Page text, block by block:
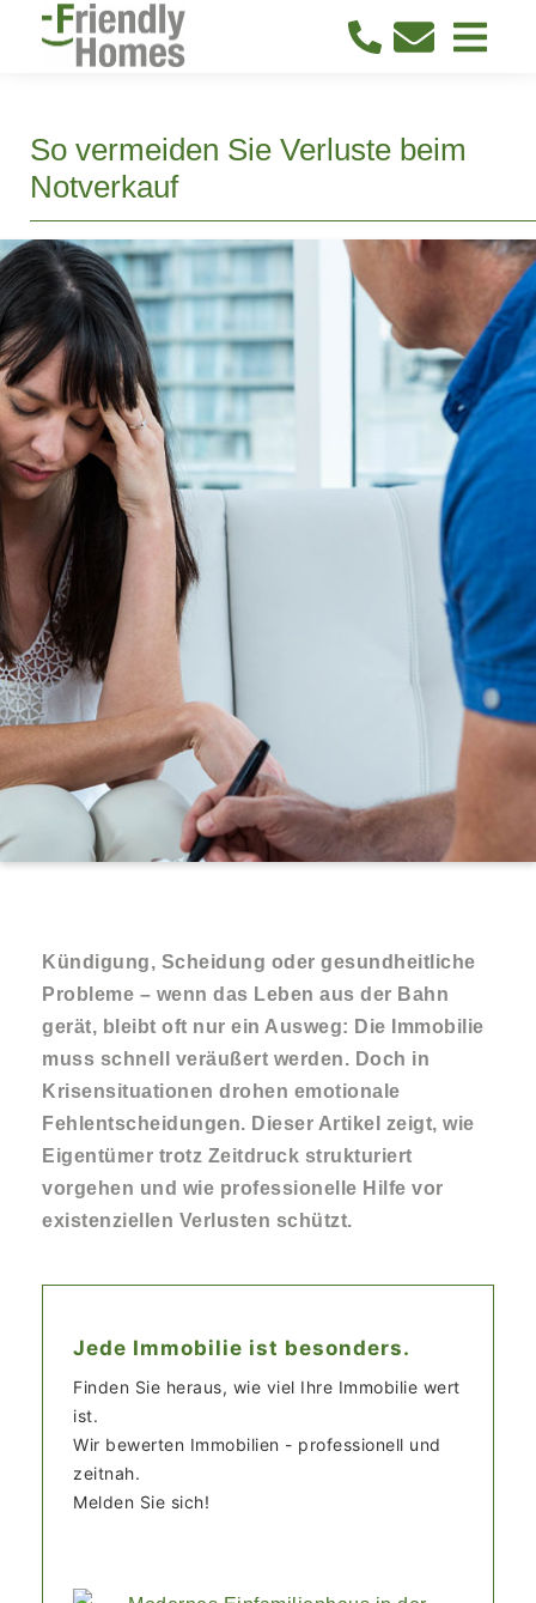
So vermeiden Sie Verluste beim
Notverkauf
Kündigung, Scheidung oder gesundheitliche
Probleme – wenn das Leben aus der Bahn
gerät, bleibt oft nur ein Ausweg: Die Immobilie
muss schnell veräußert werden. Doch in
Krisensituationen drohen emotionale
Fehlentscheidungen. Dieser Artikel zeigt, wie
Eigentümer trotz Zeitdruck strukturiert
vorgehen und wie professionelle Hilfe vor
existenziellen Verlusten schützt.
Jede Immobilie ist besonders.
Finden Sie heraus, wie viel Ihre Immobilie wert
ist.
Wir bewerten Immobilien - professionell und
zeitnah.
Melden Sie sich!